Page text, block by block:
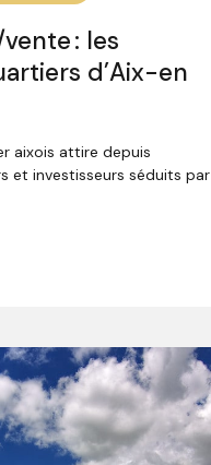
: les
d’Aix-en
aixois attire depuis
et investisseurs séduits par